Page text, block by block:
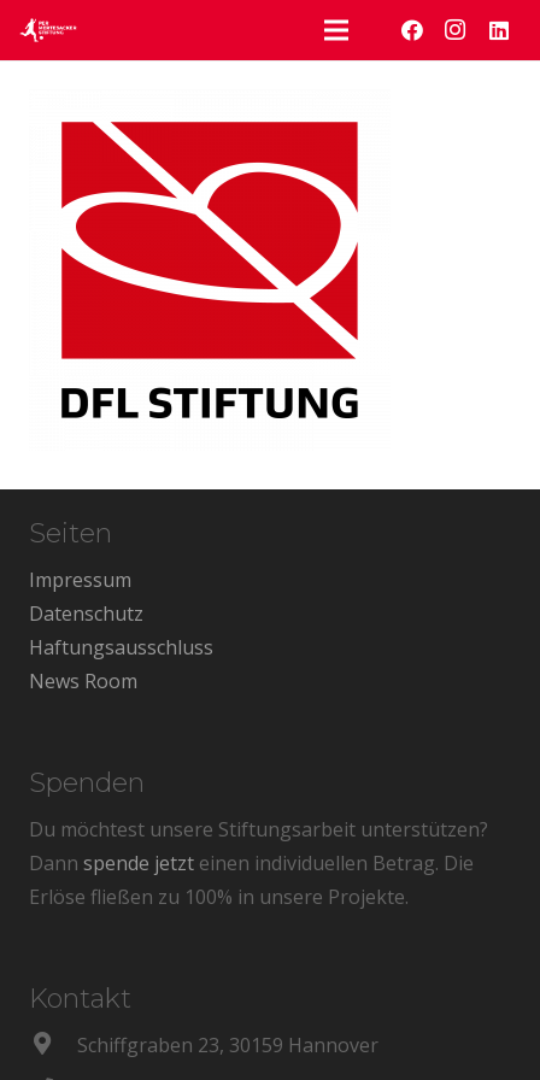
Seiten
Impressum
Datenschutz
Haftungsausschluss
News Room
Spenden
Du möchtest unsere Stiftungsarbeit unterstützen?
Dann spende jetzt einen individuellen Betrag. Die
Erlöse fließen zu 100% in unsere Projekte.
Kontakt
Schiffgraben 23, 30159 Hannover